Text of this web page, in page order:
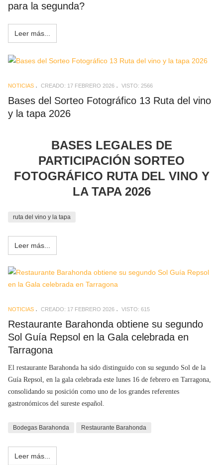
para la segunda?
Leer más...
NOTICIAS CREADO: 17 FEBRERO 2026 VISTO: 2566
Bases del Sorteo Fotográfico 13 Ruta del vino
y la tapa 2026
BASES LEGALES DE
PARTICIPACIÓN SORTEO
FOTOGRÁFICO RUTA DEL VINO Y
LA TAPA 2026
ruta del vino y la tapa
Leer más...
NOTICIAS CREADO: 17 FEBRERO 2026 VISTO: 615
Restaurante Barahonda obtiene su segundo
Sol Guía Repsol en la Gala celebrada en
Tarragona
El restaurante Barahonda ha sido distinguido con su segundo Sol de la
Guía Repsol, en la gala celebrada este lunes 16 de febrero en Tarragona,
consolidando su posición como uno de los grandes referentes
gastronómicos del sureste español.
Bodegas Barahonda Restaurante Barahonda
Leer más...